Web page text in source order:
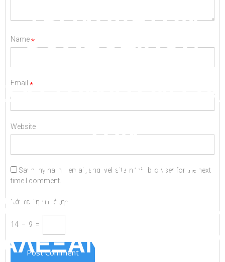
ΤΡΟΧΗΛΑΤΩΝ
ΡΟΜΠΟΤΙΚΩΝ
ΣΥΣΤΗΜΑΤΩΝ ΓΙΑ
ΤΗΝ
ΑΠΟΛΥΜΑΝΣΗ
ΧΩΡΩΝ ΣΤΟ Π.Γ.Ν.
Name*
Email *
Website
Save my name, email, and website in this browser for the next
time I comment.
Κάντε Την Πράξη*
14 − 9 =